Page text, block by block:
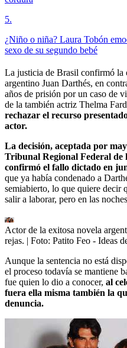
5.
¿Niño o niña? Laura Tobón
sexo de su segundo bebé
La justicia de Brasil confirmó la
argentino Juan Darthés, en
años de prisión por un caso de
de la también actriz Thelma
rechazar el recurso
actor.
La decisión, aceptada por
Tribunal Regional Federal de
confirmó el fallo dictado en
que ya había condenado a
semiabierto, lo que quiere decir
salir a laborar, pero en las
Actor de la exitosa novela
rejas. | Foto: Patito Feo - Ideas
Aunque la sentencia no está
el proceso todavía se mantiene
fue quien lo dio a conocer, al
fuera ella misma también la
denuncia.